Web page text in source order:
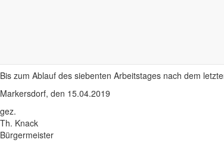
Bis zum Ablauf des siebenten Arbeitstages nach dem
Markersdorf, den 15.04.2019
gez.
Th. Knack
Bürgermeister